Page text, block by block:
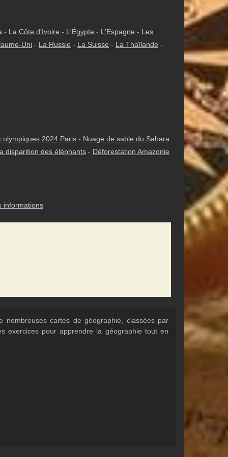
- La Côte d'Ivoire - L'Égypte - L'Espagne - Les
Uni - La Russie - La Suisse - La Thaïlande -
olympiques 2024 Paris - Nuage de sable du Sahara
disparition des éléphants - Déforestation Amazonie
informations
cartes de géographie, classées par
exercices pour apprendre la géographie tout en